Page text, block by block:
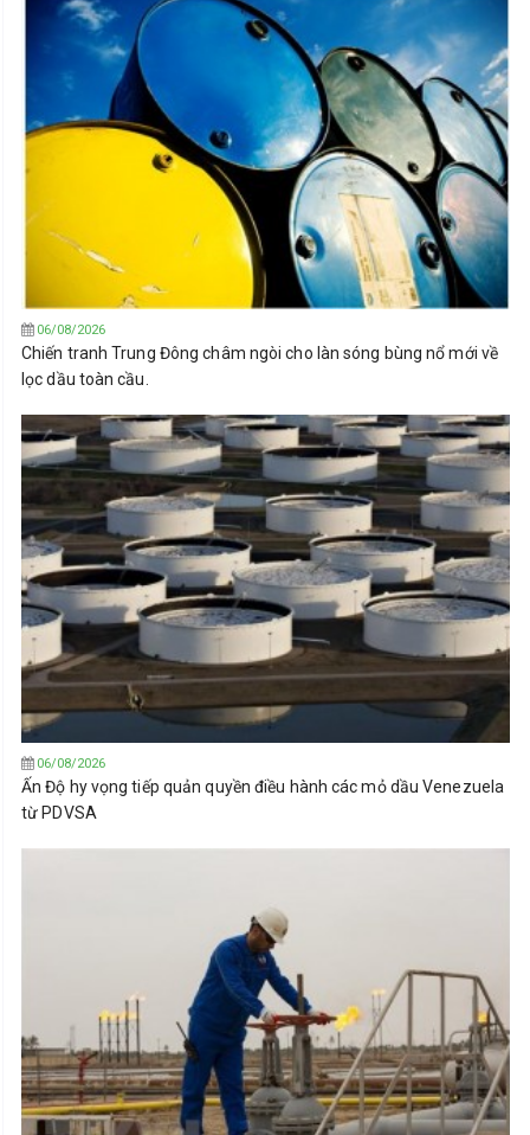
06/08/2026
Chiến tranh Trung Đông châm ngòi cho làn sóng bùng nổ mới về
lọc dầu toàn cầu.
06/08/2026
Ấn Độ hy vọng tiếp quản quyền điều hành các mỏ dầu Venezuela
từ PDVSA